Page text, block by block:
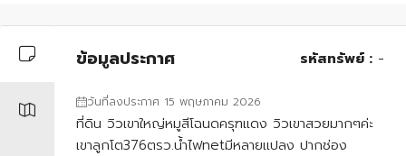
ข้อมูลประกาศ รหัสทรัพย์ : -
วันที่ลงประกาศ 15 พฤษภาคม 2026
ที่ดิน วิวเขาใหญ่หมูสีโฉนดครุฑแดง วิวเขาสวยมากๆค่ะ
เขาลูกโต376ตรว.น้ำไฟnetมีหลายแปลง ปากช่อง